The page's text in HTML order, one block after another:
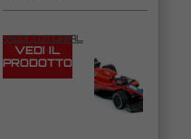
VEDI TUTORIAL
VEDI IL
PRODOTTO